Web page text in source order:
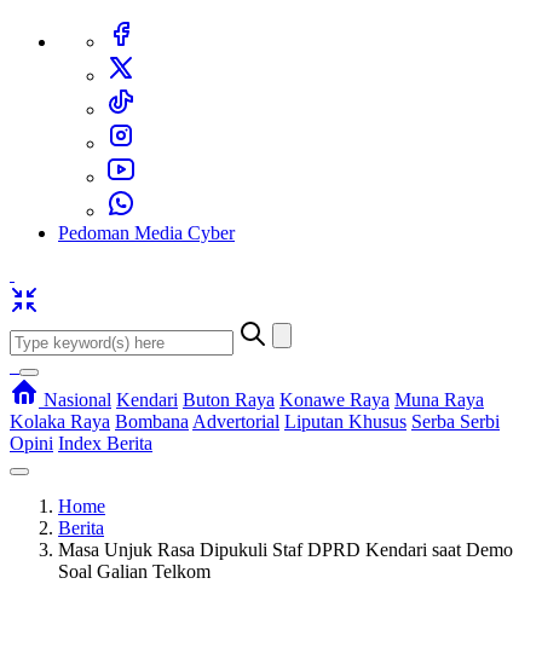
Pedoman Media Cyber
Nasional Kendari Buton Raya Konawe Raya Muna Raya
Kolaka Raya Bombana Advertorial Liputan Khusus Serba Serbi
Opini Index Berita
Home
Berita
Masa Unjuk Rasa Dipukuli Staf DPRD Kendari saat Demo
Soal Galian Telkom